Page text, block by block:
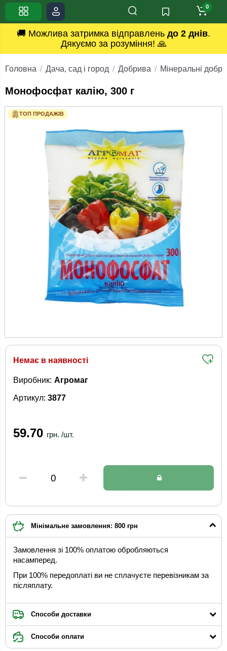
🚚 Можлива затримка відправлень до 2 днів.
Дякуємо за розуміння! 🙏
0
Головна Дача, сад і город Добрива Мінеральні
Монофосфат калію, 300 г
ТОП ПРОДАЖІВ
Немає в наявності
Артикул: 3877
Виробник: Агромаг
59.70 грн. /шт.
Мінімальне замовлення: 800 грн
Замовлення зі 100% оплатою обробляються
насамперед.
При 100% передоплаті ви не сплачуєте перевізникам за
післяплату.
Способи доставки
Способи оплати